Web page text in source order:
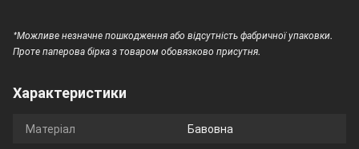
*Можливе незначне пошкодження або відсутність фабричної упаковки.
Проте паперова бірка з товаром обовязково присутня.
Характеристики
Матеріал
Бавовна